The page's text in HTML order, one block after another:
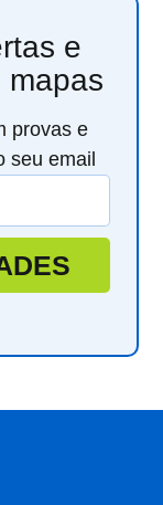
e
mapas
provas e
seu email